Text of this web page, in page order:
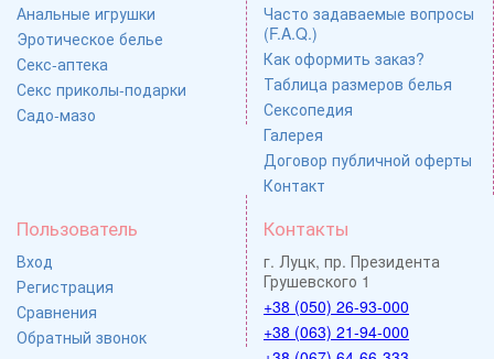
Анальные игрушки
Эротическое белье
Секс-аптека
Секс приколы-подарки
Садо-мазо
Часто задаваемые вопросы
(F.A.Q.)
Как оформить заказ?
Таблица размеров белья
Сексопедия
Галерея
Договор публичной оферты
Контакт
Пользователь
Вход
Регистрация
Сравнения
Обратный звонок
Контакты
г. Луцк, пр. Президента
Грушевского 1
+38 (050) 26-93-000
+38 (063) 21-94-000